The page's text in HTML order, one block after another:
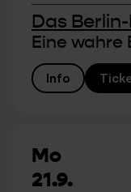
Das
Eine wahre
Info
Mo
21.9.